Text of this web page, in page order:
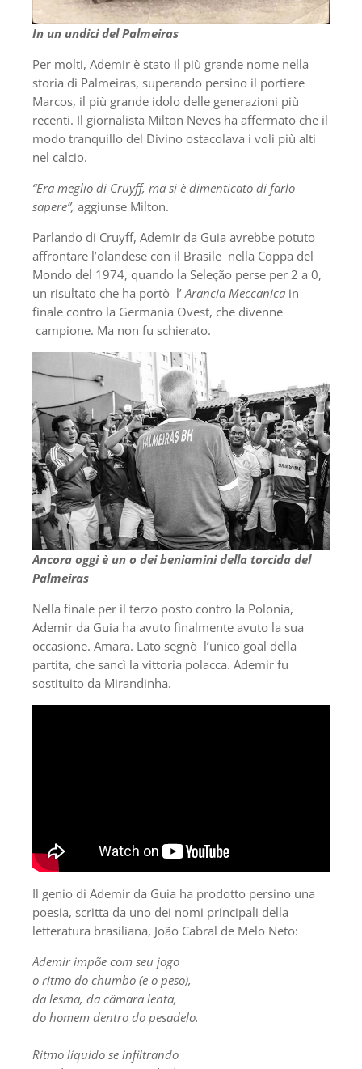
In un undici del Palmeiras
Per molti, Ademir è stato il più grande nome nella
storia di Palmeiras, superando persino il portiere
Marcos, il più grande idolo delle generazioni più
recenti. Il giornalista Milton Neves ha affermato che il
modo tranquillo del Divino ostacolava i voli più alti
nel calcio.
“Era meglio di Cruyff, ma si è dimenticato di farlo
sapere”, aggiunse Milton.
Parlando di Cruyff, Ademir da Guia avrebbe potuto
affrontare l’olandese con il Brasile nella Coppa del
Mondo del 1974, quando la Seleção perse per 2 a 0,
un risultato che ha portò l’Arancia Meccanica in
finale contro la Germania Ovest, che divenne
campione. Ma non fu schierato.
Ancora oggi è un o dei beniamini della torcida del
Palmeiras
Nella finale per il terzo posto contro la Polonia,
Ademir da Guia ha avuto finalmente avuto la sua
occasione. Amara. Lato segnò l’unico goal della
partita, che sancì la vittoria polacca. Ademir fu
sostituito da Mirandinha.
Il genio di Ademir da Guia ha prodotto persino una
poesia, scritta da uno dei nomi principali della
letteratura brasiliana, João Cabral de Melo Neto:
Ademir impõe com seu jogo
o ritmo do chumbo (e o peso),
da lesma, da câmara lenta,
do homem dentro do pesadelo.
Ritmo líquido se infiltrando